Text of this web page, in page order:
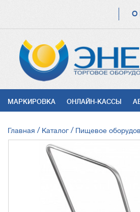
НАВИГАЦИЯ
О
УСЛУГИ
МАРКИРОВКА ОНЛАЙН-КАССЫ
СТРОКА
НАВИГАЦИИ
Главная Каталог Пищевое